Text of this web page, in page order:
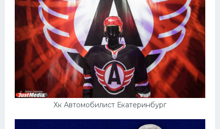
Хк Автомобилист Екатеринбург